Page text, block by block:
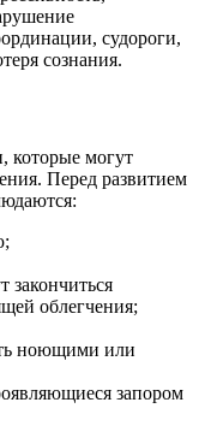
судороги,
сознания.
которые могут
Перед развитием
закончиться
облегчения;
ноющими или
запором